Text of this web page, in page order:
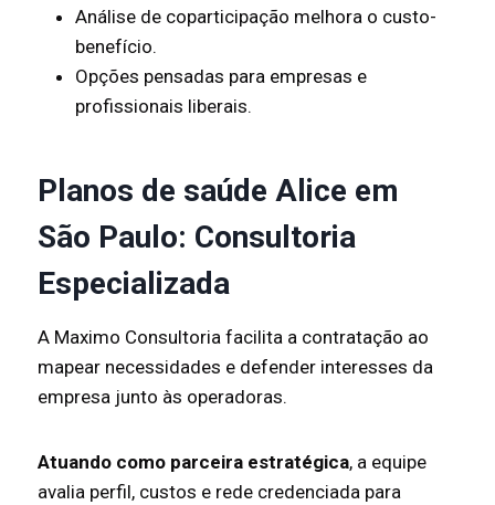
Análise de coparticipação melhora o custo-
benefício.
Opções pensadas para empresas e
profissionais liberais.
Planos de saúde Alice em
São Paulo: Consultoria
Especializada
A Maximo Consultoria facilita a contratação ao
mapear necessidades e defender interesses da
empresa junto às operadoras.
Atuando como parceira estratégica, a equipe
avalia perfil, custos e rede credenciada para